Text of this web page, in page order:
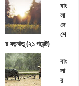
বাং
লা
দে
শে
র ষড়ঋতু (২১ পয়েন্ট)
বাং
লা
র